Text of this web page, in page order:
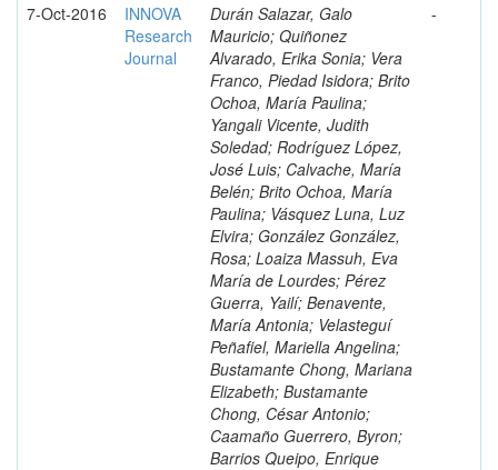
7-Oct-2016
INNOVA
Research
Journal
Durán Salazar, Galo
Mauricio; Quiñonez
Alvarado, Erika Sonia; Vera
Franco, Piedad Isidora; Brito
Ochoa, María Paulina;
Yangali Vicente, Judith
Soledad; Rodríguez López,
José Luis; Calvache, María
Belén; Brito Ochoa, María
Paulina; Vásquez Luna, Luz
Elvira; González González,
Rosa; Loaiza Massuh, Eva
María de Lourdes; Pérez
Guerra, Yailí; Benavente,
María Antonia; Velasteguí
Peñafiel, Mariella Angelina;
Bustamante Chong, Mariana
Elizabeth; Bustamante
Chong, César Antonio;
Caamaño Guerrero, Byron;
Barrios Queipo, Enrique
-